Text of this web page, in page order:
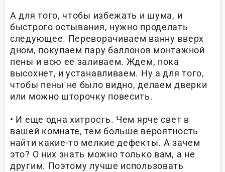
А для того, чтобы избежать и шума, и
быстрого остывания, нужно проделать
следующее. Переворачиваем ванну вверх
дном, покупаем пару баллонов монтажной
пены и всю ее заливаем. Ждем, пока
высохнет, и устанавливаем. Ну а для того,
чтобы пены не было видно, делаем дверки
или можно шторочку повесить.
• И еще одна хитрость. Чем ярче свет в
вашей комнате, тем больше вероятность
найти какие-то мелкие дефекты. А зачем
это? О них знать можно только вам, а не
другим. Поэтому лучше использовать